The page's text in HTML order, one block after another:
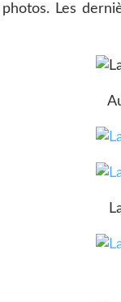
photos. Les